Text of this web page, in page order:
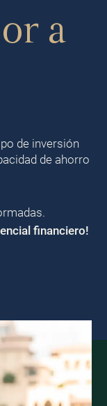
a
de inversión
de ahorro
financiero!